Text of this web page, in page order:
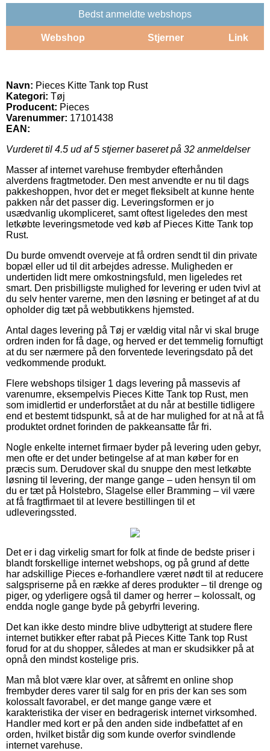
Bedst anmeldte webshops
Webshop Stjerner Link
Navn: Pieces Kitte Tank top Rust
Kategori: Tøj
Producent: Pieces
Varenummer: 17101438
EAN:
Vurderet til 4.5 ud af 5 stjerner baseret på 32 anmeldelser
Masser af internet varehuse frembyder efterhånden
alverdens fragtmetoder. Den mest anvendte er nu til dags
pakkeshoppen, hvor det er meget fleksibelt at kunne hente
pakken når det passer dig. Leveringsformen er jo
usædvanlig ukompliceret, samt oftest ligeledes den mest
letkøbte leveringsmetode ved køb af Pieces Kitte Tank top
Rust.
Du burde omvendt overveje at få ordren sendt til din private
bopæl eller ud til dit arbejdes adresse. Muligheden er
undertiden lidt mere omkostningsfuld, men ligeledes ret
smart. Den prisbilligste mulighed for levering er uden tvivl at
du selv henter varerne, men den løsning er betinget af at du
opholder dig tæt på webbutikkens hjemsted.
Antal dages levering på Tøj er vældig vital når vi skal bruge
ordren inden for få dage, og herved er det temmelig fornuftigt
at du ser nærmere på den forventede leveringsdato på det
vedkommende produkt.
Flere webshops tilsiger 1 dags levering på massevis af
varenumre, eksempelvis Pieces Kitte Tank top Rust, men
som imidlertid er underforstået at du når at bestille tidligere
end et bestemt tidspunkt, så at de har mulighed for at nå at få
produktet ordnet forinden de pakkeansatte får fri.
Nogle enkelte internet firmaer byder på levering uden gebyr,
men ofte er det under betingelse af at man køber for en
præcis sum. Derudover skal du snuppe den mest letkøbte
løsning til levering, der mange gange – uden hensyn til om
du er tæt på Holstebro, Slagelse eller Bramming – vil være
at få fragtfirmaet til at levere bestillingen til et
udleveringssted.
Det er i dag virkelig smart for folk at finde de bedste priser i
blandt forskellige internet webshops, og på grund af dette
har adskillige Pieces e-forhandlere været nødt til at reducere
salgspriserne på en række af deres produkter – til drenge og
piger, og yderligere også til damer og herrer – kolossalt, og
endda nogle gange byde på gebyrfri levering.
Det kan ikke desto mindre blive udbytterigt at studere flere
internet butikker efter rabat på Pieces Kitte Tank top Rust
forud for at du shopper, således at man er skudsikker på at
opnå den mindst kostelige pris.
Man må blot være klar over, at såfremt en online shop
frembyder deres varer til salg for en pris der kan ses som
kolossalt favorabel, er det mange gange være et
karakteristika der viser en bedragerisk internet virksomhed.
Handler med kort er på den anden side indbefattet af en
orden, hvilket bistår dig som kunde overfor svindlende
internet varehuse.